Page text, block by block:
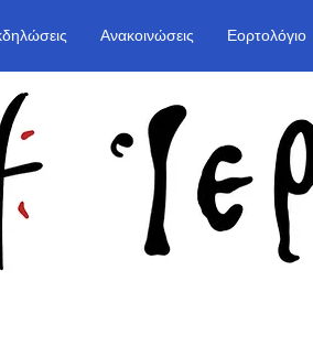
Ανακοινώσεις Εορτολόγιο